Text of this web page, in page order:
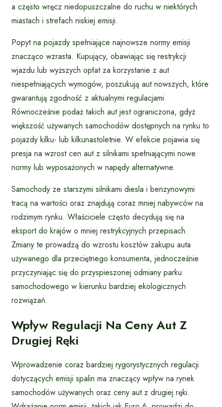
a często wręcz niedopuszczalne do ruchu w niektórych
miastach i strefach niskiej emisji.
Popyt na pojazdy spełniające najnowsze normy emisji
znacząco wzrasta. Kupujący, obawiając się restrykcji
wjazdu lub wyższych opłat za korzystanie z aut
niespełniających wymogów, poszukują aut nowszych, które
gwarantują zgodność z aktualnymi regulacjami.
Równocześnie podaż takich aut jest ograniczona, gdyż
większość używanych samochodów dostępnych na rynku to
pojazdy kilku- lub kilkunastoletnie. W efekcie pojawia się
presja na wzrost cen aut z silnikami spełniającymi nowe
normy lub wyposażonych w napędy alternatywne.
Samochody ze starszymi silnikami diesla i benzynowymi
tracą na wartości oraz znajdują coraz mniej nabywców na
rodzimym rynku. Właściciele często decydują się na
eksport do krajów o mniej restrykcyjnych przepisach.
Zmiany te prowadzą do wzrostu kosztów zakupu auta
używanego dla przeciętnego konsumenta, jednocześnie
przyczyniając się do przyspieszonej odmiany parku
samochodowego w kierunku bardziej ekologicznych
rozwiązań.
Wpływ Regulacji Na Ceny Aut Z
Drugiej Ręki
Wprowadzenie coraz bardziej rygorystycznych regulacji
dotyczących emisji spalin ma znaczący wpływ na rynek
samochodów używanych oraz ceny aut z drugiej ręki.